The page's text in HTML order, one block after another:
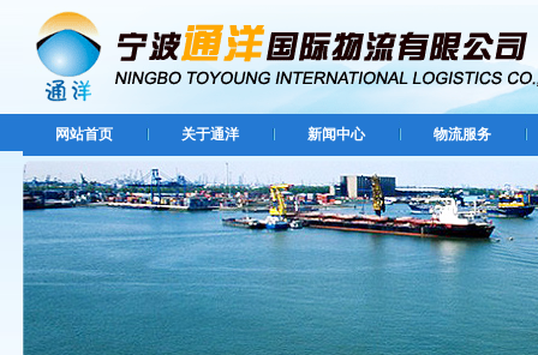
网站首页 关于通洋 新闻中心 物流服务